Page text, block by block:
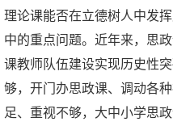
理论课能否在立德树人中发
中的重点问题。近年来，思
课教师队伍建设实现历史性
够，开门办思政课、调动各
足、重视不够，大中小学思